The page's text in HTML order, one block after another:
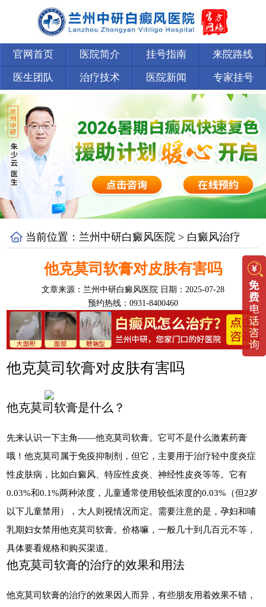
官网首页 医院简介 挂号指南 来院路线
医生团队 治疗技术 医院新闻 专家挂号
当前位置： 兰州中研白癜风医院 > 白癜风治疗
他克莫司软膏对皮肤有害吗
文章来源： 兰州中研白癜风医院 日期：2025-07-28
预约热线：0931-8400460
他克莫司软膏对皮肤有害吗
他克莫司软膏是什么？
先来认识一下主角——他克莫司软膏。它可不是什么激素药膏
哦！他克莫司属于免疫抑制剂，但它，主要用于治疗轻中度炎症
性皮肤病，比如白癜风、特应性皮炎、神经性皮炎等等。它有
0.03%和0.1%两种浓度，儿童通常使用较低浓度的0.03%（但2岁
以下儿童禁用），大人则视情况而定。需要注意的是，孕妇和哺
乳期妇女禁用他克莫司软膏。价格嘛，一般几十到几百元不等，
具体要看规格和购买渠道。
他克莫司软膏的治疗的效果和用法
他克莫司软膏的治疗的效果因人而异，有些朋友用着效果不错，